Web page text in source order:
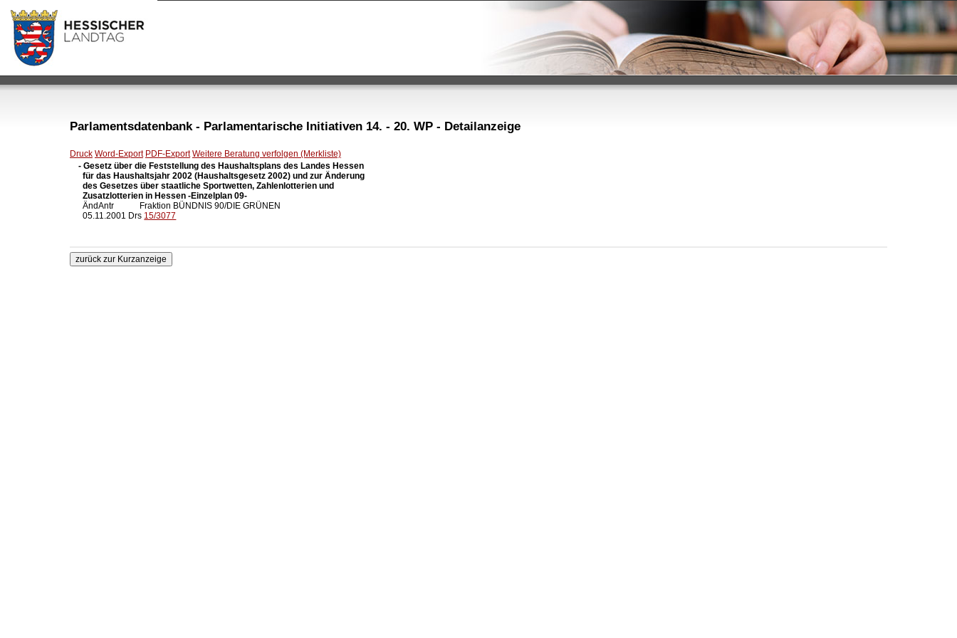
Parlamentsdatenbank - Parlamentarische Initiativen 14. - 20. WP - Detailanzeige
Druck Word-Export PDF-Export Weitere Beratung verfolgen (Merkliste)
- Gesetz über die Feststellung des Haushaltsplans des Landes Hessen
  für das Haushaltsjahr 2002 (Haushaltsgesetz 2002) und zur Änderung
  des Gesetzes über staatliche Sportwetten, Zahlenlotterien und
  Zusatzlotterien in Hessen -Einzelplan 09-
ÄndAntr            Fraktion BÜNDNIS 90/DIE GRÜNEN
  05.11.2001 Drs
15/3077